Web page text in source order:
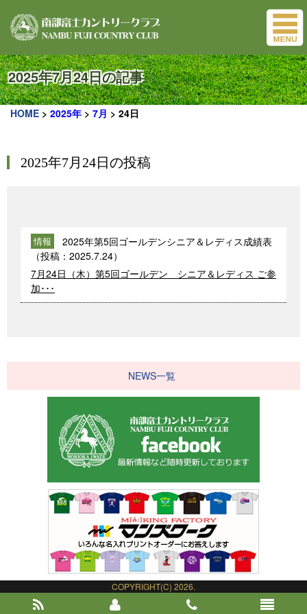
2025年7月24日の記事
HOME > 2025年 > 7月 > 24日
2025年7月24日の投稿
情報
2025年第5回ゴールデンシニア＆レディス成績表
（投稿： 2025.7.24）
7月24日（木）第5回ゴールデン シニア＆レディス ご参
加･･･
NEWS一覧
COPYRIGHT(C) 2026.
NAMBU FUJI COUNTRY CLUB.
ALL RIGHT RESERVED.